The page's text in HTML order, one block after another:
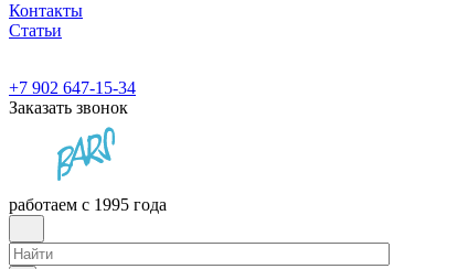
Контакты
Статьи
+7 902 647-15-34
Заказать звонок
работаем с 1995 года